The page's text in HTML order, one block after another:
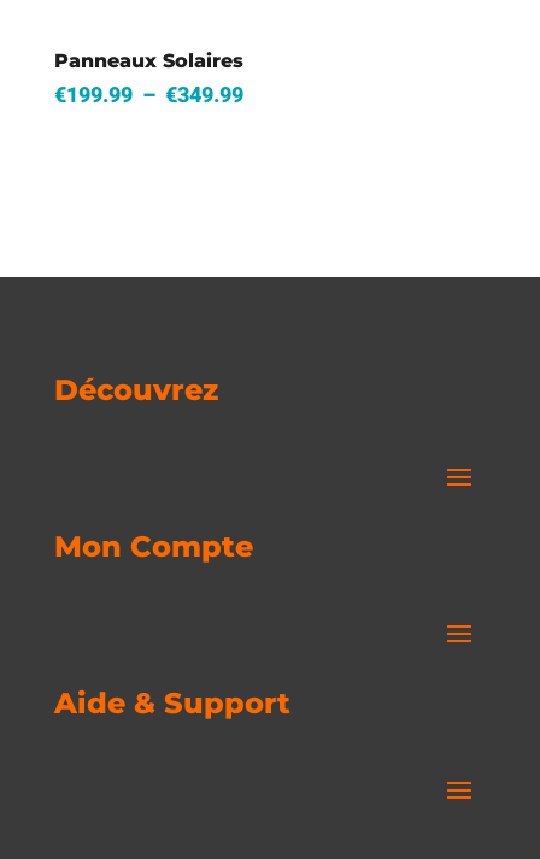
Panneaux Solaires
€199.99 – €349.99Plage
Découvrez
Mon Compte
Aide & Support